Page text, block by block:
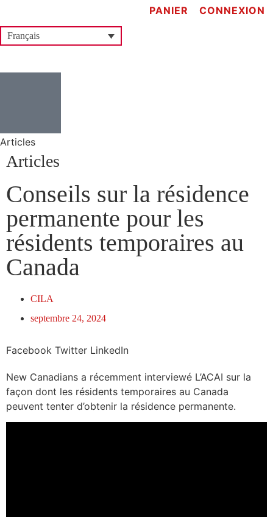
PANIER CONNEXION
Français
Articles
Articles
Conseils sur la résidence
permanente pour les
résidents temporaires au
Canada
CILA
septembre 24, 2024
Facebook Twitter LinkedIn
New Canadians a récemment interviewé L’ACAI sur la
façon dont les résidents temporaires au Canada
peuvent tenter d’obtenir la résidence permanente.